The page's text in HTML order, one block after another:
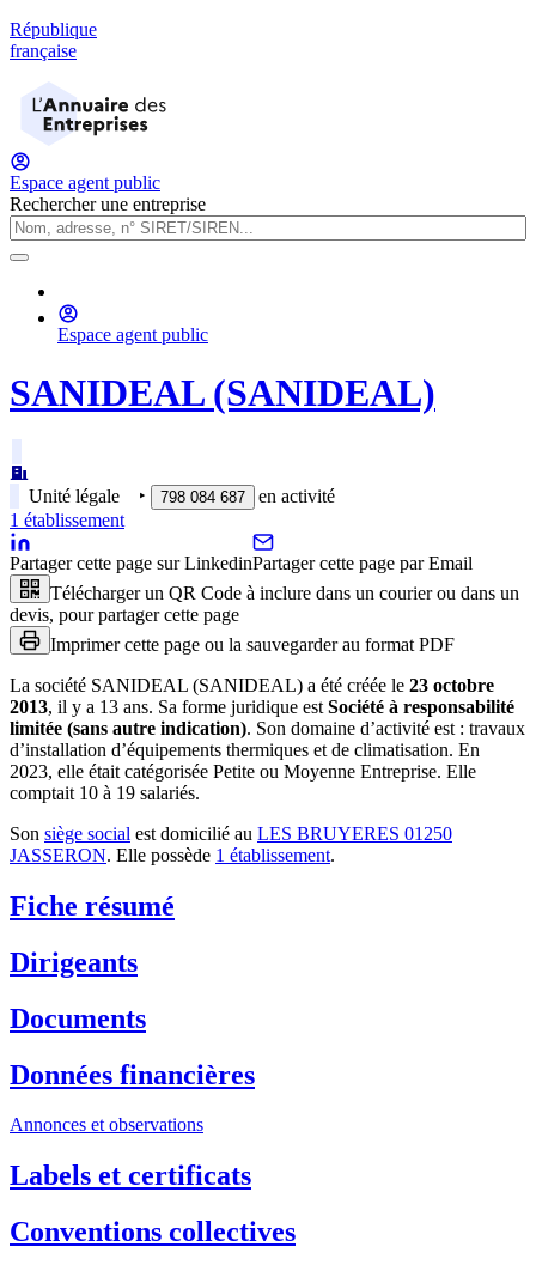
République
française
Espace agent public
Rechercher une entreprise
Espace agent public
SANIDEAL (SANIDEAL)
Unité légale ‣ 798 084 687
en activité
1 établissement
Partager cette page sur LinkedinPartager cette page par Email
Télécharger un QR Code à inclure dans un courier ou dans un
devis, pour partager cette page
Imprimer cette page ou la sauvegarder au format PDF
La société SANIDEAL (SANIDEAL) a été créée le 23 octobre
2013, il y a 13 ans. Sa forme juridique est Société à responsabilité
limitée (sans autre indication). Son domaine d’activité est : travaux
d’installation d’équipements thermiques et de climatisation. En
2023, elle était catégorisée Petite ou Moyenne Entreprise. Elle
comptait 10 à 19 salariés.
Son siège social est domicilié au LES BRUYERES 01250
JASSERON. Elle possède 1 établissement.
Fiche résumé
Dirigeants
Documents
Données financières
Annonces et observations
Labels et certificats
Conventions collectives